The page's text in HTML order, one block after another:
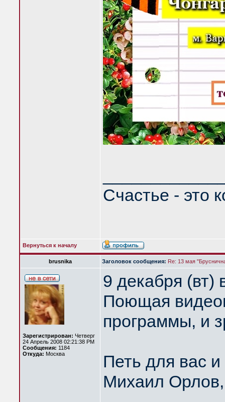
Счастье - это
Вернуться к началу
brusnika Заголовок сообщения: Re: 13 мая
Зарегистрирован: Четверг
24 Апрель 2008 02:21:38 PM
Сообщения: 1184
Откуда: Москва
9 декабря (вт)
Поющая
программы, и
Петь для вас
Михаил